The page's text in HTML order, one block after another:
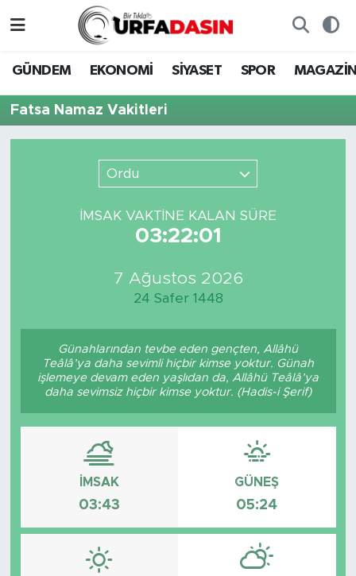
GÜNDEM EKONOMİ SİYASET SPOR
Fatsa Namaz Vakitleri
Ordu
İMSAK VAKTİNE KALAN SÜRE
03:22:01
7 Ağustos 2026
24 Safer 1448
Günahlarından tevbe eden gençten, Allâhü
Teâlâ’ya daha sevimli hiçbir kimse yoktur. Günah
işlemeye devam eden yaşlıdan da, Allâhü Teâlâ’ya
daha sevimsiz hiçbir kimse yoktur. (Hadis-i Şerif)
İMSAK
03:43
GÜNEŞ
05:24
SİYASET
MAGAZİN
OTOMOBİL
Gizlilik ve Güvenlik Politikası
İletişim
Nöbetçi Eczaneler
Namaz Vakitleri
Trafik Durumu
Süper Lig Puan Durumu ve Fikstür
Son Dakika Haberleri
Haber Arşivi